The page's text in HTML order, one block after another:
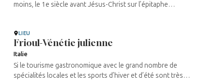
moins, le 1e siècle avant Jésus-Christ sur l’épitaphe
LIEU
Frioul-Vénétie julienne
Italie
Si le tourisme gastronomique avec le grand nombre de
spécialités locales et les sports d’hiver et d’été sont très